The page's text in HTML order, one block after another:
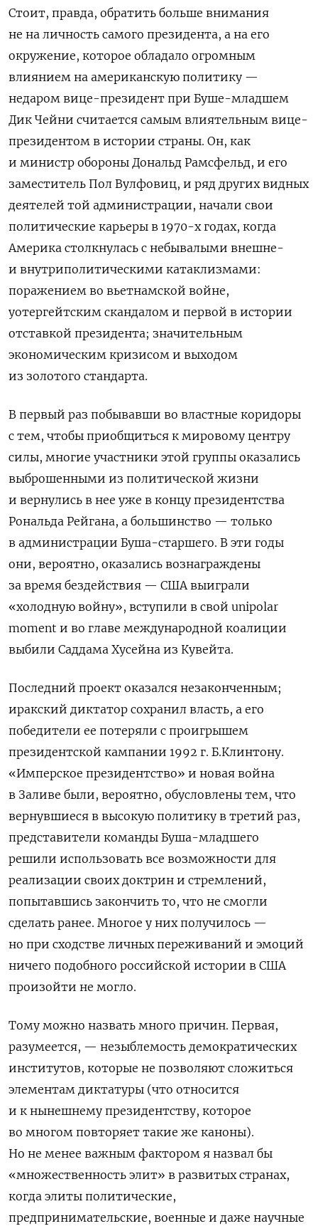
Стоит, правда, обратить больше внимания
не на личность самого президента, а на его
окружение, которое обладало огромным
влиянием на американскую политику —
недаром вице-президент при Буше-младшем
Дик Чейни считается самым влиятельным вице-
президентом в истории страны. Он, как
и министр обороны Дональд Рамсфельд, и его
заместитель Пол Вулфовиц, и ряд других видных
деятелей той администрации, начали свои
политические карьеры в 1970-х годах, когда
Америка столкнулась с небывалыми внешне-
и внутриполитическими катаклизмами:
поражением во вьетнамской войне,
уотергейтским скандалом и первой в истории
отставкой президента; значительным
экономическим кризисом и выходом
из золотого стандарта.
В первый раз побывавши во властные коридоры
с тем, чтобы приобщиться к мировому центру
силы, многие участники этой группы оказались
выброшенными из политической жизни
и вернулись в нее уже в концу президентства
Рональда Рейгана, а большинство — только
в администрации Буша-старшего. В эти годы
они, вероятно, оказались вознаграждены
за время бездействия — США выиграли
«холодную войну», вступили в свой unipolar
moment и во главе международной коалиции
выбили Саддама Хусейна из Кувейта.
Последний проект оказался незаконченным;
иракский диктатор сохранил власть, а его
победители ее потеряли с проигрышем
президентской кампании 1992 г. Б.Клинтону.
«Имперское президентство» и новая война
в Заливе были, вероятно, обусловлены тем, что
вернувшиеся в высокую политику в третий раз,
представители команды Буша-младшего
решили использовать все возможности для
реализации своих доктрин и стремлений,
попытавшись закончить то, что не смогли
сделать ранее. Многое у них получилось —
но при сходстве личных переживаний и эмоций
ничего подобного российской истории в США
произойти не могло.
Тому можно назвать много причин. Первая,
разумеется, — незыблемость демократических
институтов, которые не позволяют сложиться
элементам диктатуры (что относится
и к нынешнему президентству, которое
во многом повторяет такие же каноны).
Но не менее важным фактором я назвал бы
«множественность элит» в развитых странах,
когда элиты политические,
предпринимательские, военные и даже научные